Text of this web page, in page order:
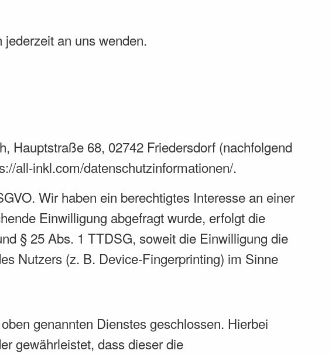
an uns wenden.
Hauptstraße 68, 02742 Friedersdorf (nachfolgend
all-inkl.com/datenschutzinformationen/.
Wir haben ein berechtigtes Interesse an einer
Einwilligung abgefragt wurde, erfolgt die
§ 25 Abs. 1 TTDSG, soweit die Einwilligung die
Nutzers (z. B. Device-Fingerprinting) im Sinne
genannten Dienstes geschlossen. Hierbei
gewährleistet, dass dieser die